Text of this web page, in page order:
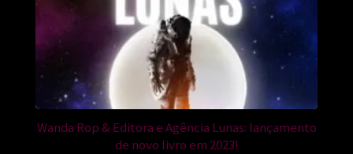
Wanda Rop & Editora e Agência Lunas: lançamento
de novo livro em 2023!